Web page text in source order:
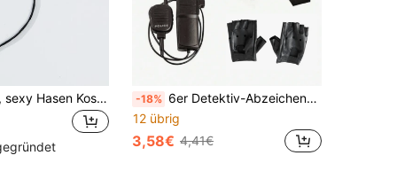
1 Stück süßer, sexy Hasen Kostüm Haarreif mit schwarzer Spitze für Halloween und Valentinstag -18% 6er Detektiv-Abzeichen-Set, Rollenspiel-Uniform (enthält Detektiv-Abzeichen, realistisches Walkie-Talkie-Accessoire), geeignet für Kostümpartys, Conventions, Musikfestivals
12 übrig
3,58€ 4,41€